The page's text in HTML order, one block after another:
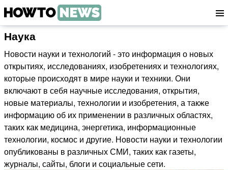
Наука
Новости науки и технологий - это информация о новых
открытиях, исследованиях, изобретениях и технологиях,
которые происходят в мире науки и техники. Они
включают в себя научные исследования, открытия,
новые материалы, технологии и изобретения, а также
информацию об их применении в различных областях,
таких как медицина, энергетика, информационные
технологии, космос и другие. Новости науки и технологии
опубликованы в различных СМИ, таких как газеты,
журналы, сайты, блоги и социальные сети.